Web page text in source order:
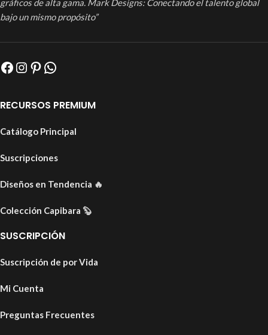
gráficos de alta gama. Mark Designs: Conectando el talento global
bajo un mismo propósito”
RECURSOS PREMIUM
Catálogo Principal
Suscripciones
Diseños en Tendencia 🔥
Colección Capibara 🦫
SUSCRIPCIÓN
Suscripción de por Vida
Mi Cuenta
Preguntas Frecuentes